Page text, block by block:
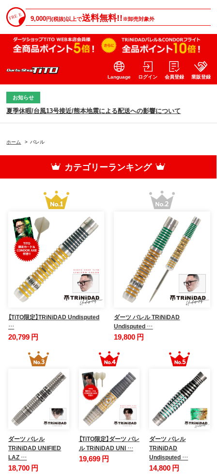
9,000円(税抜)以上で送料無料!!※卸売対象外
Language ログイン 会員登録 業販登録
お知らせ
夏季休暇/台風13号接近/熊本地震による配送への影響について
ホーム > バレル
カテゴリーランキング
【TiTO限定】TRiNiDAD Undisputed
…
20,799 円
ダーツ バレル TRiNiDAD
Undisputed …
19,800 円
ダーツ バレル
TRiNiDAD UNIFIED
LAZ …
18,700 円
【TiTO限定】ダーツ バレ
ル TRiNiDAD UNI …
19,699 円
ダーツ バレル
TRiNiDAD
Undisputed …
14,800 円